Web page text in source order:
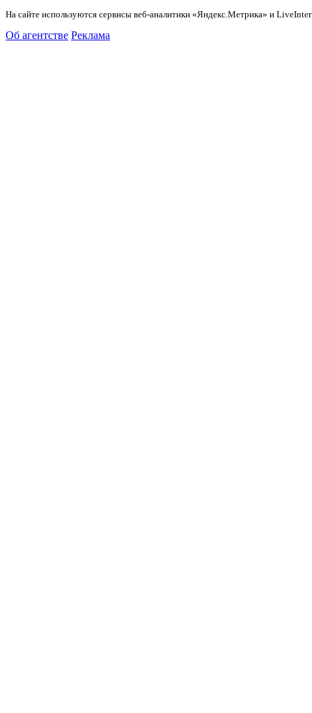
На сайте используются сервисы веб-аналитики «Яндекс.Метрика» и
Об агентстве Реклама